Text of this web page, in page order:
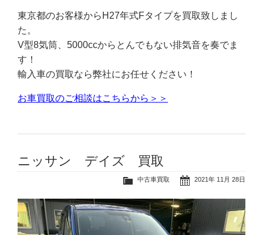
東京都のお客様からH27年式Fタイプを買取致しまし
た。
V型8気筒、5000ccからとんでもない排気音を奏でま
す！
輸入車の買取なら弊社にお任せください！
お車買取のご相談はこちらから＞＞
ニッサン デイズ 買取
2021年 11月 28日
中古車買取